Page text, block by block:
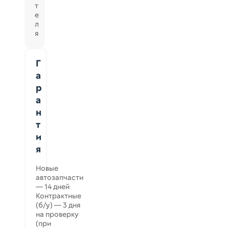
т
е
л
я
Г
а
р
а
н
т
и
я
Новые
автозапчасти
— 14 дней
Контрактные
(б/у) — 3 дня
на проверку
(при